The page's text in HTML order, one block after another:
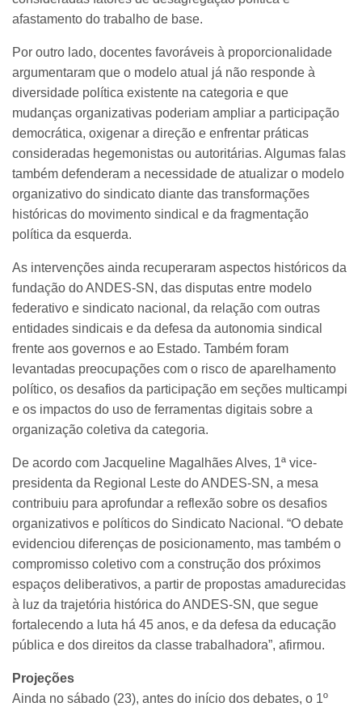
afastamento do trabalho de base.
Por outro lado, docentes favoráveis à proporcionalidade
argumentaram que o modelo atual já não responde à
diversidade política existente na categoria e que
mudanças organizativas poderiam ampliar a participação
democrática, oxigenar a direção e enfrentar práticas
consideradas hegemonistas ou autoritárias. Algumas falas
também defenderam a necessidade de atualizar o modelo
organizativo do sindicato diante das transformações
históricas do movimento sindical e da fragmentação
política da esquerda.
As intervenções ainda recuperaram aspectos históricos da
fundação do ANDES-SN, das disputas entre modelo
federativo e sindicato nacional, da relação com outras
entidades sindicais e da defesa da autonomia sindical
frente aos governos e ao Estado. Também foram
levantadas preocupações com o risco de aparelhamento
político, os desafios da participação em seções multicampi
e os impactos do uso de ferramentas digitais sobre a
organização coletiva da categoria.
De acordo com Jacqueline Magalhães Alves, 1ª vice-
presidenta da Regional Leste do ANDES-SN, a mesa
contribuiu para aprofundar a reflexão sobre os desafios
organizativos e políticos do Sindicato Nacional. “O debate
evidenciou diferenças de posicionamento, mas também o
compromisso coletivo com a construção dos próximos
espaços deliberativos, a partir de propostas amadurecidas
à luz da trajetória histórica do ANDES-SN, que segue
fortalecendo a luta há 45 anos, e da defesa da educação
pública e dos direitos da classe trabalhadora”, afirmou.
Projeções
Ainda no sábado (23), antes do início dos debates, o 1º